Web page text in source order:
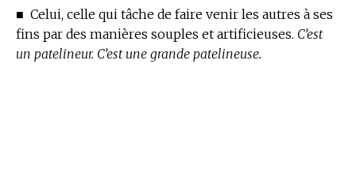
■ Celui, celle qui tâche de faire venir les autres à ses
fins par des manières souples et artificieuses. C’est
un patelineur. C’est une grande patelineuse.